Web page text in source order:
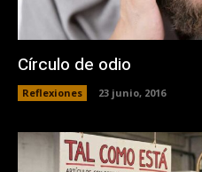
Círculo de odio
Reflexiones 23 junio, 2016